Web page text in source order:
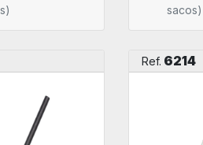
sacos)
Ref. 6214